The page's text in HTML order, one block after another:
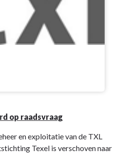
op raadsvraag
en exploitatie van de TXL
Texel is verschoven naar